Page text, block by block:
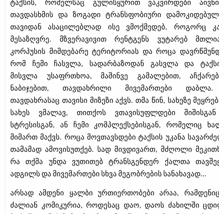
ტაქსის, რომელსაც გულისყურით ვაკვირდები
თავდასხმის და ზოგადი ტრანსფობიური
თავიდან ასაცილებლად ისე ვმოქმედებ, როგორც
მესაზღვრე. მზვერავივით რენტგენს ვუტარებ
კორპუსის მიმდებარე ტერიტორიას და როცა
რომ ჩემი ჩასვლა, სადარბაზოდან გასვლა და
მისვლა უსაფრთხოა, მაშინვე გამალებით,
ნაბიჯებით, თავდახრილი მივემართები
თავდახრასაც თავისი მიზეზი აქვს. თმა წინ, სახეზე
სახეს ვმალავ, თითქოს ვთავისუფლდები
სტრესისგან, ან ჩემი კომპლექსებისგან, რომელიც
მიმართ მაქვს. როცა მოვთავსდები ტაქსის უკანა
თამამად ამოვისუთქებ. სად მივდივართ, მძღოლი
რა თქმა უნდა ვუთითებ ტრანსგენდერ ქალთა
ადგილს და მივემართები სხვა მეგობრების სანახავად...
არსად ამდენი ყალბი ურთიერთობები არაა,
ძალიან კომიკურია, როდესაც დაო, დაოს ძახილში